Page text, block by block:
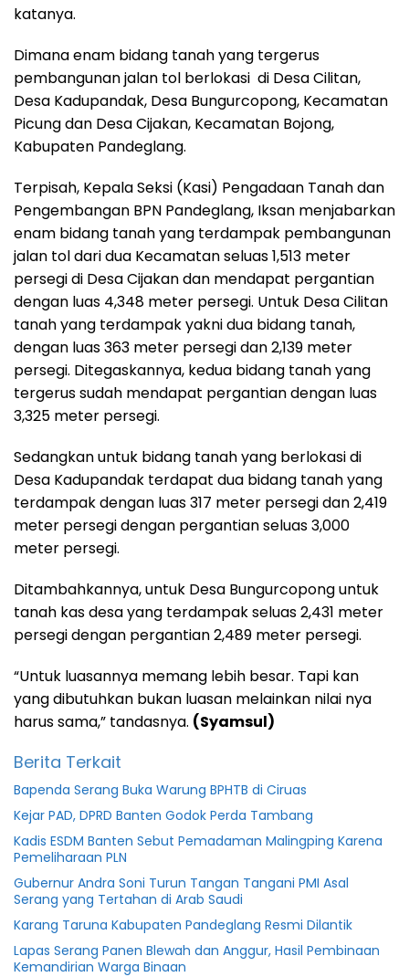
katanya.
Dimana enam bidang tanah yang tergerus
pembangunan jalan tol berlokasi di Desa Cilitan,
Desa Kadupandak, Desa Bungurcopong, Kecamatan
Picung dan Desa Cijakan, Kecamatan Bojong,
Kabupaten Pandeglang.
Terpisah, Kepala Seksi (Kasi) Pengadaan Tanah dan
Pengembangan BPN Pandeglang, Iksan menjabarkan
enam bidang tanah yang terdampak pembangunan
jalan tol dari dua Kecamatan seluas 1,513 meter
persegi di Desa Cijakan dan mendapat pergantian
dengan luas 4,348 meter persegi. Untuk Desa Cilitan
tanah yang terdampak yakni dua bidang tanah,
dengan luas 363 meter persegi dan 2,139 meter
persegi. Ditegaskannya, kedua bidang tanah yang
tergerus sudah mendapat pergantian dengan luas
3,325 meter persegi.
Sedangkan untuk bidang tanah yang berlokasi di
Desa Kadupandak terdapat dua bidang tanah yang
terdampak dengan luas 317 meter persegi dan 2,419
meter persegi dengan pergantian seluas 3,000
meter persegi.
Ditambahkannya, untuk Desa Bungurcopong untuk
tanah kas desa yang terdampak seluas 2,431 meter
persegi dengan pergantian 2,489 meter persegi.
“Untuk luasannya memang lebih besar. Tapi kan
yang dibutuhkan bukan luasan melainkan nilai nya
harus sama,” tandasnya. (Syamsul)
Berita Terkait
Bapenda Serang Buka Warung BPHTB di Ciruas
Kejar PAD, DPRD Banten Godok Perda Tambang
Kadis ESDM Banten Sebut Pemadaman Malingping Karena
Pemeliharaan PLN
Gubernur Andra Soni Turun Tangan Tangani PMI Asal
Serang yang Tertahan di Arab Saudi
Karang Taruna Kabupaten Pandeglang Resmi Dilantik
Lapas Serang Panen Blewah dan Anggur, Hasil Pembinaan
Kemandirian Warga Binaan